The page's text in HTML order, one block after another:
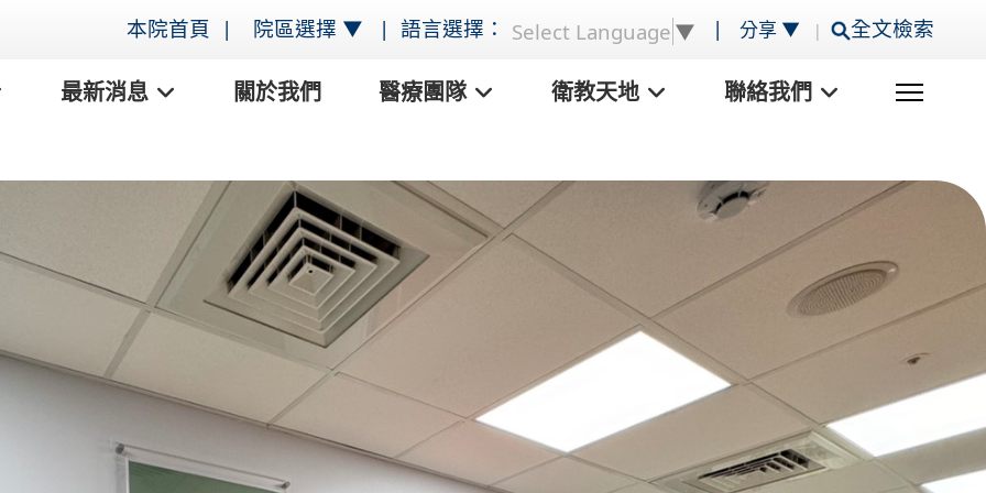
本院首頁 | 院區選擇 ▼ | 語言選擇： Select Language ▼ | 分享 ▼ | 全文檢索
最新消息 關於我們 醫療團隊 衛教天地 聯絡我們